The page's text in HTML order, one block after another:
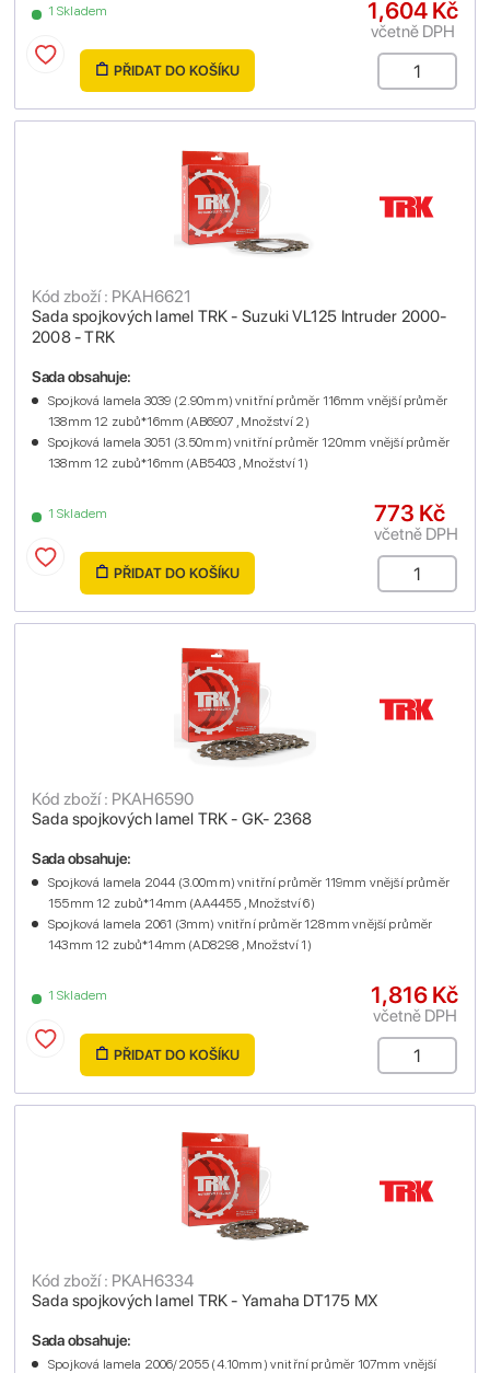
1 Skladem 1,604 Kč
včetně DPH
PŘIDAT DO KOŠÍKU
Sada spojkových lamel TRK - Suzuki VL125 Intruder 2000-
2008 - TRK
Kód zboží : PKAH6621
1 Skladem
Sada obsahuje:
Spojková lamela 3039 (2.90mm) vnitřní průměr 116mm vnější průměr
138mm 12 zubů*16mm (AB6907 , Množství 2)
Spojková lamela 3051 (3.50mm) vnitřní průměr 120mm vnější průměr
138mm 12 zubů*16mm (AB5403 , Množství 1)
773 Kč
včetně DPH
PŘIDAT DO KOŠÍKU
Sada spojkových lamel TRK - GK- 2368
Kód zboží : PKAH6590
1 Skladem
Sada obsahuje:
Spojková lamela 2044 (3.00mm) vnitřní průměr 119mm vnější průměr
155mm 12 zubů*14mm (AA4455 , Množství 6)
Spojková lamela 2061 (3mm) vnitřní průměr 128mm vnější průměr
143mm 12 zubů*14mm (AD8298 , Množství 1)
1,816 Kč
včetně DPH
PŘIDAT DO KOŠÍKU
Sada spojkových lamel TRK - Yamaha DT175 MX
Kód zboží : PKAH6334
Sada obsahuje:
Spojková lamela 2006/2055 (4.10mm) vnitřní průměr 107mm vnější